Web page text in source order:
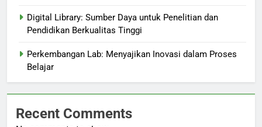
Digital Library: Sumber Daya untuk Penelitian dan
Pendidikan Berkualitas Tinggi
Perkembangan Lab: Menyajikan Inovasi dalam Proses
Belajar
Recent Comments